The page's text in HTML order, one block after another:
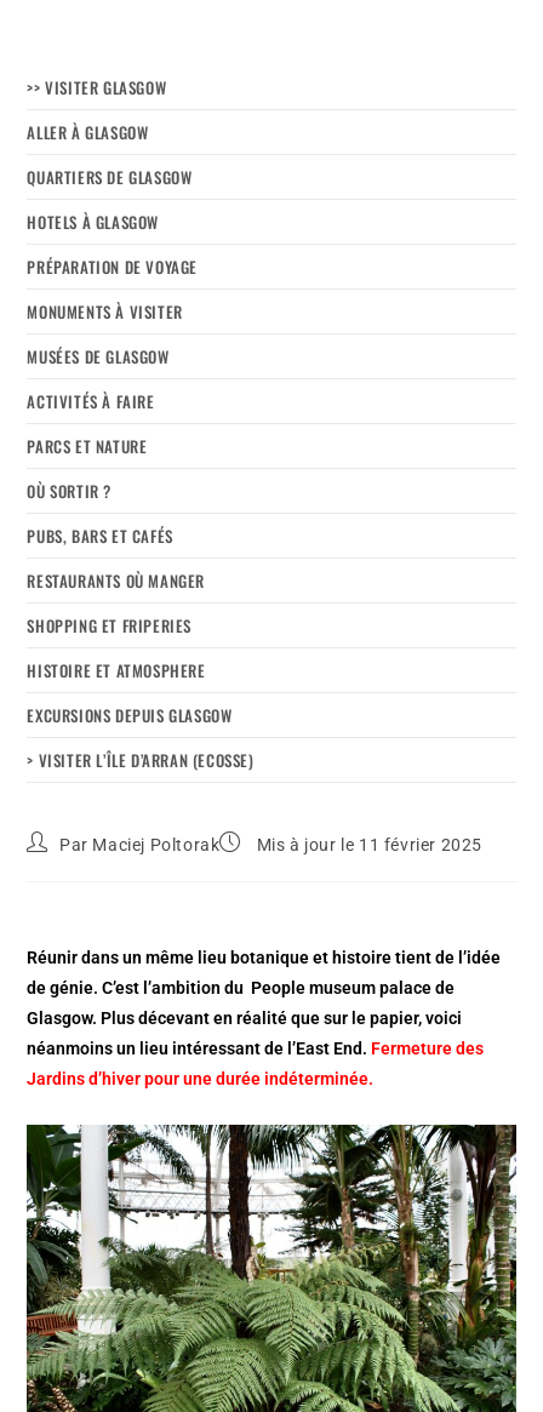
>> VISITER GLASGOW
ALLER À GLASGOW
QUARTIERS DE GLASGOW
HOTELS À GLASGOW
PRÉPARATION DE VOYAGE
MONUMENTS À VISITER
MUSÉES DE GLASGOW
ACTIVITÉS À FAIRE
PARCS ET NATURE
OÙ SORTIR ?
PUBS, BARS ET CAFÉS
RESTAURANTS OÙ MANGER
SHOPPING ET FRIPERIES
HISTOIRE ET ATMOSPHERE
EXCURSIONS DEPUIS GLASGOW
> VISITER L’ÎLE D’ARRAN (ECOSSE)
Par Maciej Poltorak Mis à jour le 11 février 2025
Réunir dans un même lieu botanique et histoire tient de l’idée
de génie. C’est l’ambition du People museum palace de
Glasgow. Plus décevant en réalité que sur le papier, voici
néanmoins un lieu intéressant de l’East End. Fermeture des
Jardins d’hiver pour une durée indéterminée.